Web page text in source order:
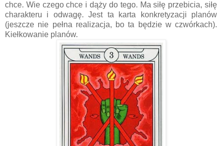
chce. Wie czego chce i dąży do tego. Ma siłę przebicia, siłę
charakteru i odwagę. Jest ta karta konkretyzacji planów
(jeszcze nie pełna realizacja, bo ta będzie w czwórkach).
Kiełkowanie planów.